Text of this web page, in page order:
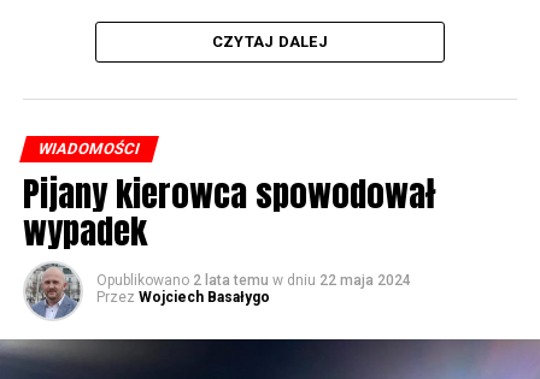
Projektów Interreg VI A – Kultura i zrównoważona
turystyka.
(Niemcy), Biblioteka Publiczna Gminy Wolin, Parafia
Rzymskokatolicka w Wolinie
59800 odsłon
CZYTAJ DALEJ
WIADOMOŚCI
Pijany kierowca spowodował
wypadek
Opublikowano 2 lata temu w dniu 22 maja 2024
Przez Wojciech Basałygo